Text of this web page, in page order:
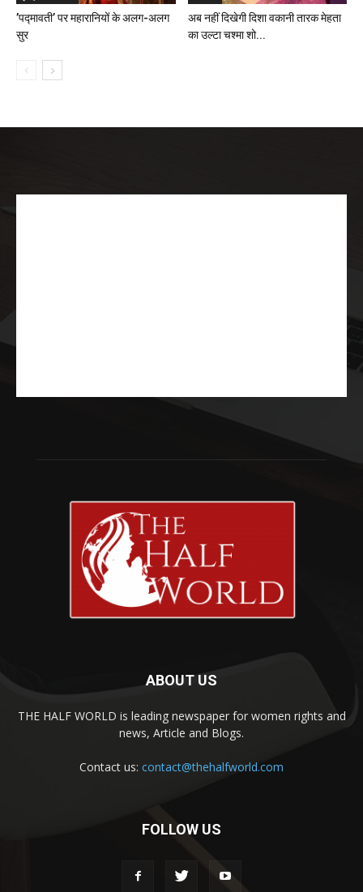
’पद्मावती’ पर महारानियों के अलग-अलग
सुर
अब नहीं दिखेगी दिशा वकानी तारक मेहता
का उल्टा चश्मा शो...
ABOUT US
THE HALF WORLD is leading newspaper for women rights and
news, Article and Blogs.
Contact us: contact@thehalfworld.com
FOLLOW US